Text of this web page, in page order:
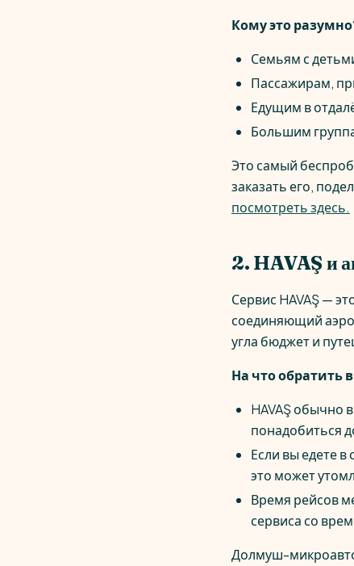
Кому это
Семьям с
Пассажирам,
Едущим в
Большим
Это самый
заказать его,
посмотреть здесь.
2. HAVAŞ и
Сервис HAVAŞ —
соединяющий
угла бюджет и
На что обратить
HAVAŞ обычно
понадобиться
Если вы едете
это может
Время рейсов
сервиса со
Долмуш-